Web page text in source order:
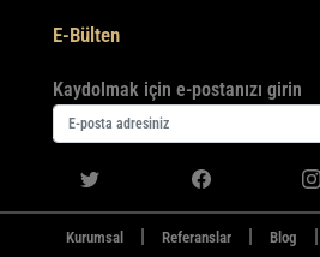
E-Bülten
Kaydolmak için e-postanızı girin
Kurumsal | Referanslar | Blog |